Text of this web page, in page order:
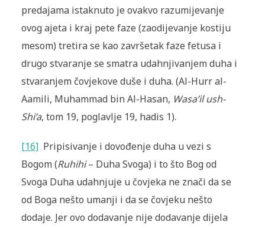
predajama istaknuto je ovakvo razumijevanje
ovog ajeta i kraj pete faze (zaodijevanje kostiju
mesom) tretira se kao završetak faze fetusa i
drugo stvaranje se smatra udahnjivanjem duha i
stvaranjem čovjekove duše i duha. (Al-Hurr al-
Aamili, Muhammad bin Al-Hasan, Wasa’il ush-
Shi’a, tom 19, poglavlje 19, hadis 1).
[16]Pripisivanje i dovođenje duha u vezi s
Bogom (Ruhihi– Duha Svoga) i to što Bog od
Svoga Duha udahnjuje u čovjeka ne znači da se
od Boga nešto umanji i da se čovjeku nešto
dodaje. Jer ovo dodavanje nije dodavanje dijela